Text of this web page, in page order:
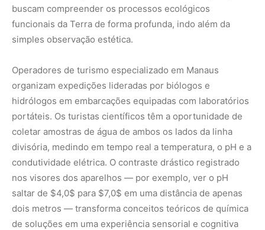
buscam compreender os processos ecológicos
funcionais da Terra de forma profunda, indo além da
simples observação estética.
Operadores de turismo especializado em Manaus
organizam expedições lideradas por biólogos e
hidrólogos em embarcações equipadas com laboratórios
portáteis. Os turistas científicos têm a oportunidade de
coletar amostras de água de ambos os lados da linha
divisória, medindo em tempo real a temperatura, o pH e a
condutividade elétrica. O contraste drástico registrado
nos visores dos aparelhos — por exemplo, ver o pH
saltar de $4,0$ para $7,0$ em uma distância de apenas
dois metros — transforma conceitos teóricos de química
de soluções em uma experiência sensorial e cognitiva